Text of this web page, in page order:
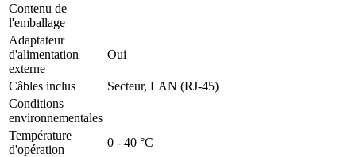
Contenu de
l'emballage
Adaptateur
d'alimentation
externe
Oui
Câbles inclus
Secteur, LAN (RJ-45)
Conditions
environnementales
Température
d'opération
0 - 40 °C